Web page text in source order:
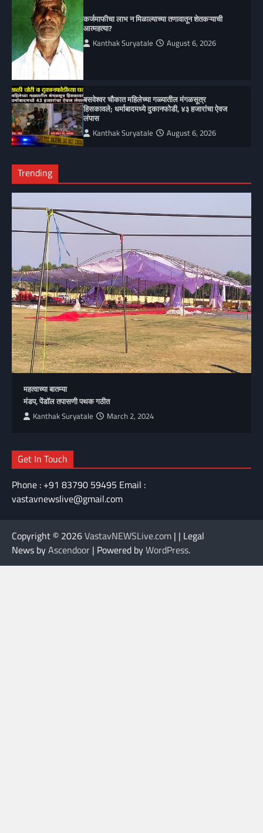
कर्जमाफीचा लाभ न मिळाल्याच्या तणावातून शेतकऱ्याची
आत्महत्या?
Kanthak Suryatale August 6, 2026
बसवेश्वर चौकात महिलेच्या गळ्यातील मंगळसूत्र
हिसकावले; धर्माबादमध्ये दुकानफोडी, ४३ हजारांचा ऐवज
लंपास
Kanthak Suryatale August 6, 2026
Trending
महत्वाच्या बातम्या
मंडप, पेंडॉल तपासणी पथक गठीत
Kanthak Suryatale March 2, 2024
Get In Touch
Phone : +91 83790 59495 Email :
vastavnewslive@gmail.com
Copyright © 2026VastavNEWSLive.com | | Legal
News byAscendoor | Powered byWordPress.